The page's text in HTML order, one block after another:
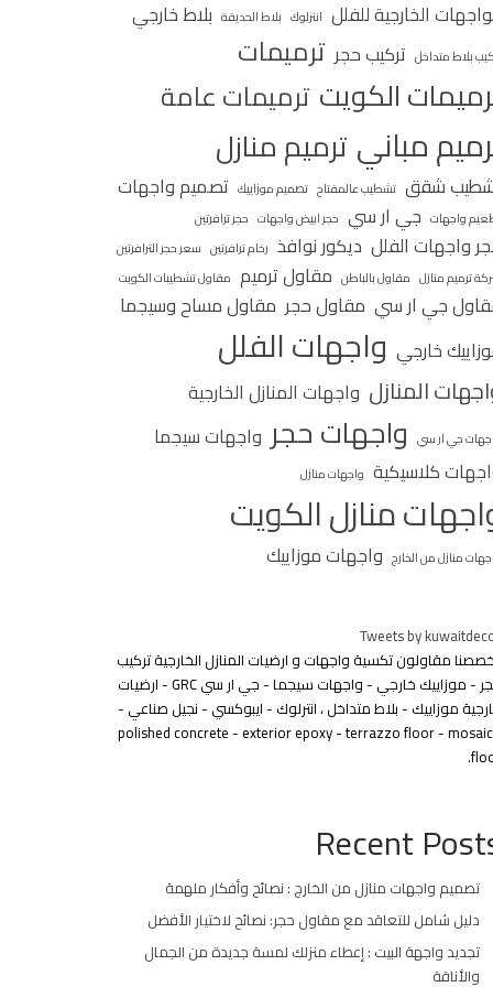
الخارجية للفلل انترلوك بلاط الحديقة بلاط خارجي
بلاط متداخل تركيب حجر ترميمات
الكويت ترميمات عامة
مباني ترميم منازل
شقق تشطيب عالمفتاح تصميم موزاييك تصميم واجهات
واجهات جي ار سي حجر ابيض واجهات حجر ترافرتين
واجهات الفلل ديكور نوافذ رخام ترافرتين سعر حجر الترافرتين
ترميم منازل مقاول بالباطن مقاول ترميم مقاول تشطيبات الكويت
جي ار سي مقاول حجر مقاول مساح وسيجما
خارجي واجهات الفلل
المنازل واجهات المنازل الخارجية
جي ار سي واجهات حجر واجهات سيجما
كلاسيكية واجهات منازل
منازل الكويت
منازل من الخارج واجهات موزاييك
Tweets by
مقاولون تكسية واجهات و ارضيات المنازل الخارجية تركيب
حجر - موزاييك خارجي - واجهات سيجما - جي ار سي GRC - ارضيات
موزاييك - بلاط متداخل ، انترلوك - ايبوكسي - نجيل صناعي -
polished concrete - exterior epoxy - terrazzo floor -
Recent
تصميم واجهات منازل من الخارج : نصائح وأفكار ملهمة
دليل شامل للتعاقد مع مقاول حجر: نصائح لاختيار الأفضل
تجديد واجهة البيت : إعطاء منزلك لمسة جديدة من الجمال
والأناقة